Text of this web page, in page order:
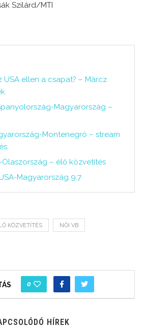
Szilárd/MTI
USA ellen a csapat? – Märcz
Magyarország –
Montenegró – stream
– élő közvetítés
Magyarország 9:7
KÖZVETÍTÉS NŐI VB
0
HÍREK